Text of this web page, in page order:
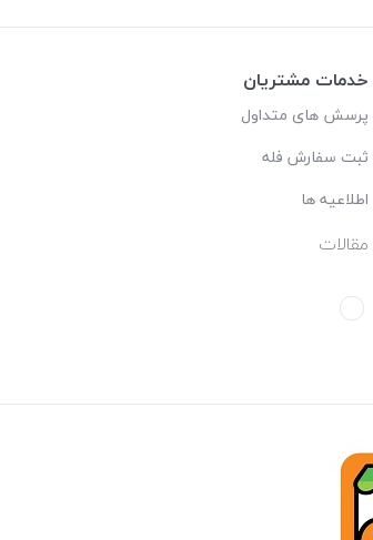
خدمات مشتریان
پرسش های متداول
ثبت سفارش فله
اطلاعیه ها
مقالات